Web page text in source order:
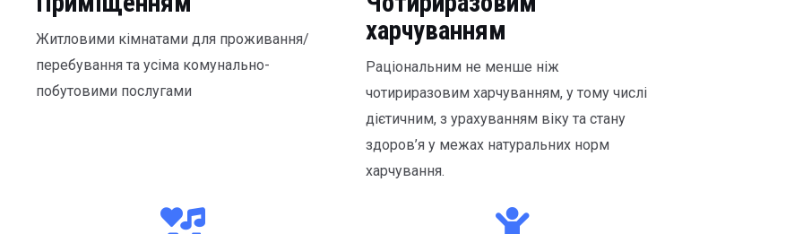
Житловими кімнатами для проживання/
перебування та усіма комунально-
побутовими послугами
харчуванням
Раціональним не менше ніж
чотириразовим харчуванням, у тому числі
дієтичним, з урахуванням віку та стану
здоров’я у межах натуральних норм
харчування.